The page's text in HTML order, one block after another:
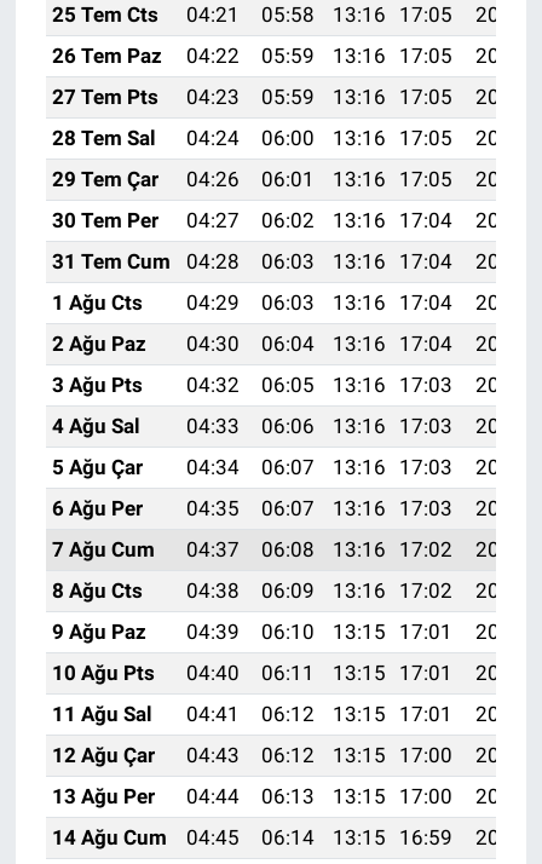
25 Tem Cts
04:21 05:58 13:16 17:05
20:25
26 Tem Paz
04:22 05:59 13:16 17:05
20:24
27 Tem Pts
04:23 05:59 13:16 17:05
20:23
28 Tem Sal
04:24 06:00 13:16 17:05
20:23
29 Tem Çar
04:26 06:01 13:16 17:05
20:22
30 Tem Per
04:27 06:02 13:16 17:04
20:21
31 Tem Cum
04:28 06:03 13:16 17:04
20:20
1 Ağu Cts
04:29 06:03 13:16 17:04
20:19
2 Ağu Paz
04:30 06:04 13:16 17:04
20:18
3 Ağu Pts
04:32 06:05 13:16 17:03
20:17
4 Ağu Sal
04:33 06:06 13:16 17:03
20:16
5 Ağu Çar
04:34 06:07 13:16 17:03
20:15
6 Ağu Per
04:35 06:07 13:16 17:03
20:14
7 Ağu Cum
04:37 06:08 13:16 17:02
20:13
8 Ağu Cts
04:38 06:09 13:16 17:02
20:12
9 Ağu Paz
04:39 06:10 13:15 17:01
20:11
10 Ağu Pts
04:40 06:11 13:15 17:01
20:10
11 Ağu Sal
04:41 06:12 13:15 17:01
20:09
12 Ağu Çar
04:43 06:12 13:15 17:00
20:08
13 Ağu Per
04:44 06:13 13:15 17:00
20:06
14 Ağu Cum
04:45 06:14 13:15 16:59
20:05